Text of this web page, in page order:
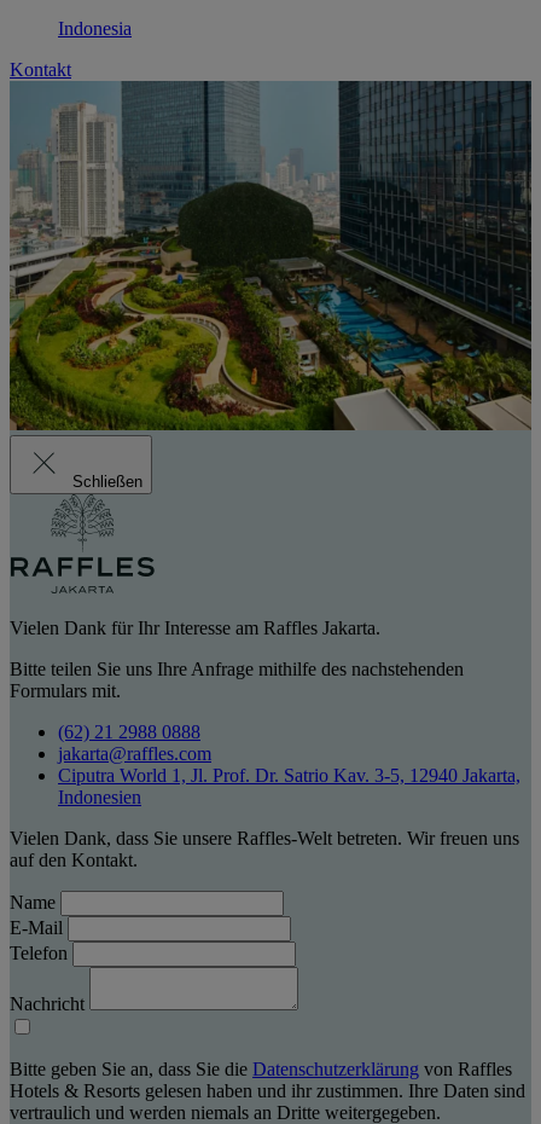
Indonesia
Kontakt
Schließen
Vielen Dank für Ihr Interesse am Raffles Jakarta.
Bitte teilen Sie uns Ihre Anfrage mithilfe des nachstehenden
Formulars mit.
(62) 21 2988 0888
jakarta@raffles.com
Ciputra World 1, Jl. Prof. Dr. Satrio Kav. 3-5, 12940 Jakarta,
Indonesien
Vielen Dank, dass Sie unsere Raffles-Welt betreten. Wir freuen uns
auf den Kontakt.
Name
E-Mail
Telefon
Nachricht
Bitte geben Sie an, dass Sie die Datenschutzerklärung von Raffles
Hotels & Resorts gelesen haben und ihr zustimmen. Ihre Daten sind
vertraulich und werden niemals an Dritte weitergegeben.